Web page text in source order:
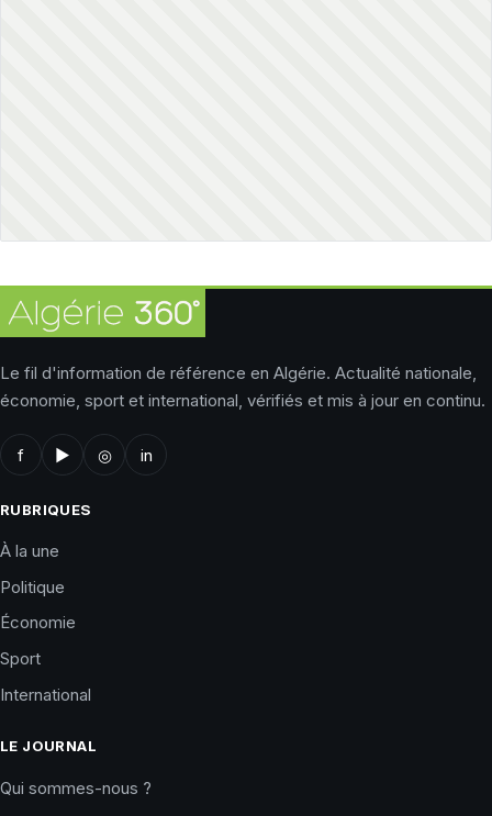
Le fil d'information de référence en Algérie. Actualité nationale,
économie, sport et international, vérifiés et mis à jour en continu.
f ▶ ◎ in
RUBRIQUES
À la une
Politique
Économie
Sport
International
LE JOURNAL
Qui sommes-nous ?